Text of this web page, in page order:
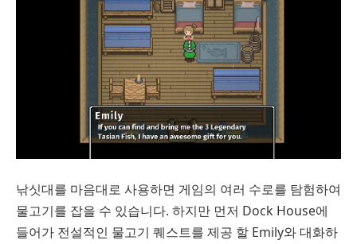
낚싯대를 마음대로 사용하면 게임의 여러 수로를 탐험하여
물고기를 잡을 수 있습니다. 하지만 먼저 Dock House에
들어가 전설적인 물고기 퀘스트를 제공 할 Emily와 대화하